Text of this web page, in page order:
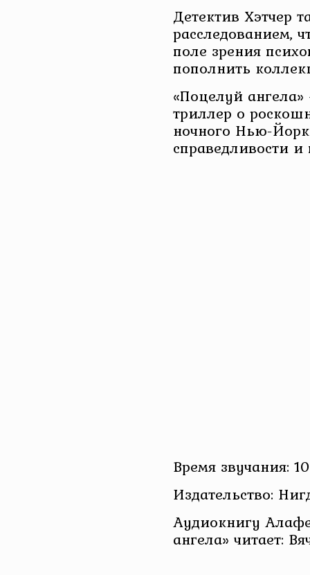
Детектив Хэтчер
расследованием,
поле зрения
пополнить
«Поцелуй
триллер о
ночного Нью-
справедливости
Время звучания:
Издательство:
Аудиокнигу
ангела» читает: